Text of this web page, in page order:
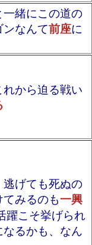
緒にこの道の
なんて前座に
から迫る戦い
げても死ぬの
みるのも一興
躍こそ挙げられ
なるかも、なん